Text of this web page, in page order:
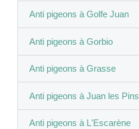
Anti pigeons à Golfe Juan
Anti pigeons à Gorbio
Anti pigeons à Grasse
Anti pigeons à Juan les Pins
Anti pigeons à L'Escarène